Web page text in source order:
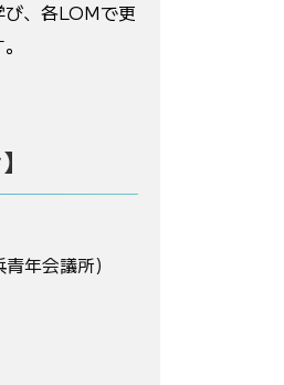
び、各LOMで更
年会議所)